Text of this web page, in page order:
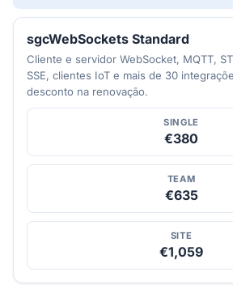
sgcWebSockets Standard
Cliente e servidor WebSocket, MQTT,
SSE, clientes IoT e mais de 30
desconto na renovação.
SINGLE
€380
TEAM
€635
SITE
€1,059